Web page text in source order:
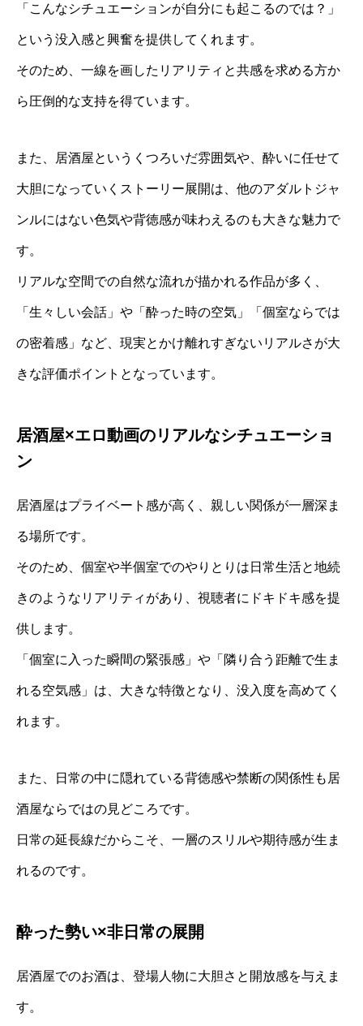
「こんなシチュエーションが自分にも起こるのでは？」
という没入感と興奮を提供してくれます。
そのため、一線を画したリアリティと共感を求める方か
ら圧倒的な支持を得ています。
また、居酒屋というくつろいだ雰囲気や、酔いに任せて
大胆になっていくストーリー展開は、他のアダルトジャ
ンルにはない色気や背徳感が味わえるのも大きな魅力で
す。
リアルな空間での自然な流れが描かれる作品が多く、
「生々しい会話」や「酔った時の空気」「個室ならでは
の密着感」など、現実とかけ離れすぎないリアルさが大
きな評価ポイントとなっています。
居酒屋×エロ動画のリアルなシチュエーショ
ン
居酒屋はプライベート感が高く、親しい関係が一層深ま
る場所です。
そのため、個室や半個室でのやりとりは日常生活と地続
きのようなリアリティがあり、視聴者にドキドキ感を提
供します。
「個室に入った瞬間の緊張感」や「隣り合う距離で生ま
れる空気感」は、大きな特徴となり、没入度を高めてく
れます。
また、日常の中に隠れている背徳感や禁断の関係性も居
酒屋ならではの見どころです。
日常の延長線だからこそ、一層のスリルや期待感が生ま
れるのです。
酔った勢い×非日常の展開
居酒屋でのお酒は、登場人物に大胆さと開放感を与えま
す。